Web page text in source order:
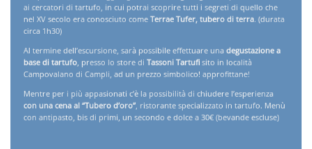
ai cercatori di tartufo, in cui potrai scoprire tutti i segreti di quello che
nel XV secolo era conosciuto come Terrae Tufer, tubero di terra. (durata
circa 1h30)
Al termine dell’escursione, sarà possibile effettuare una degustazione a
base di tartufo, presso lo store di Tassoni Tartufisito in località
Campovalano di Campli, ad un prezzo simbolico! approfittane!
Mentre per i più appasionati c’è la possibilità di chiudere l’esperienza
con una cena al “Tubero d’oro”, ristorante specializzato in tartufo. Menù
con antipasto, bis di primi, un secondo e dolce a 30€ (bevande escluse)